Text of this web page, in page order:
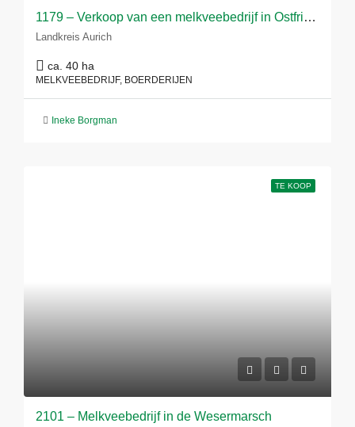
1179 – Verkoop van een melkveebedrijf in Ostfriesland
Landkreis Aurich
ca. 40 ha
MELKVEEBEDRIJF, BOERDERIJEN
Ineke Borgman
TE KOOP
2101 – Melkveebedrijf in de Wesermarsch